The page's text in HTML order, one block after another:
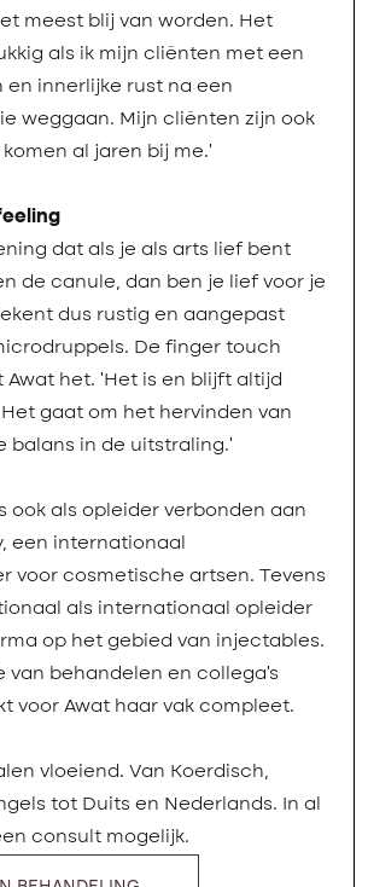
meest blij van worden. Het
als ik mijn cliënten met een
innerlijke rust na een
weggaan. Mijn cliënten zijn ook
al jaren bij me.'
dat als je als arts lief bent
de canule, dan ben je lief voor je
dus rustig en aangepast
De finger touch
Awat het. 'Het is en blijft altijd
gaat om het hervinden van
balans in de uitstraling.'
ook als opleider verbonden aan
een internationaal
voor cosmetische artsen. Tevens
als internationaal opleider
op het gebied van injectables.
van behandelen en collega's
voor Awat haar vak compleet.
vloeiend. Van Koerdisch,
tot Duits en Nederlands. In al
consult mogelijk.